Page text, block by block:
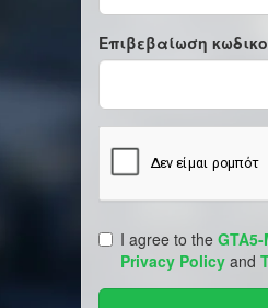
Επιβεβαίωση
I agree to the
Privacy Policy and